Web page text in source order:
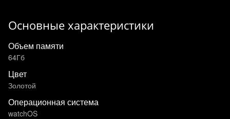
Основные характеристики
Объем памяти
64Гб
Цвет
Золотой
Операционная система
watchOS